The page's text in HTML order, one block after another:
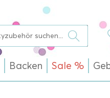
Backen Sale %